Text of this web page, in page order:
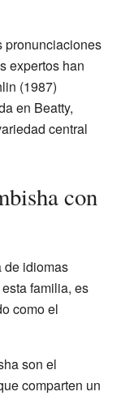
pronunciaciones
expertos han
(1987)
en Beatty,
central
con
de idiomas
familia, es
como el
son el
comparten un